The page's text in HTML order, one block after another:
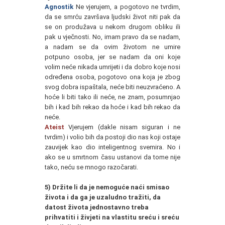
Agnostik Ne vjerujem, a pogotovo ne tvrdim,
da se smrću završava ljudski život niti pak da
se on produžava u nekom drugom obliku ili
pak u vječnosti. No, imam pravo da se nadam,
a nadam se da ovim životom ne umire
potpuno osoba, jer se nadam da oni koje
volim neće nikada umrijeti i da dobro koje nosi
određena osoba, pogotovo ona koja je zbog
svog dobra ispaštala, neće biti neuzvraćeno. A
hoće li biti tako ili neće, ne znam, posumnjao
bih i kad bih rekao da hoće i kad bih rekao da
neće.
AteistVjerujem (dakle nisam siguran i ne
tvrdim) i volio bih da postoji dio nas koji ostaje
zauvijek kao dio inteligentnog svemira. No i
ako se u smrtnom času ustanovi da tome nije
tako, neću se mnogo razočarati.
5) Držite li da je nemoguće naći smisao
života i da ga je uzaludno tražiti, da
datost života jednostavno treba
prihvatiti i živjeti na vlastitu sreću i sreću